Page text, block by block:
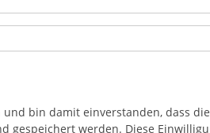
bin damit einverstanden, dass
gespeichert werden. Diese